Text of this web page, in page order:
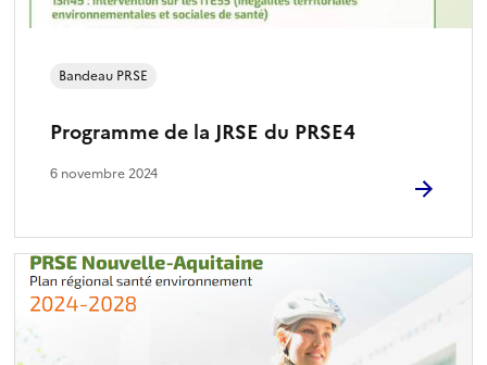
Programme de la JRSE du PRSE4
Bandeau PRSE
6 novembre 2024